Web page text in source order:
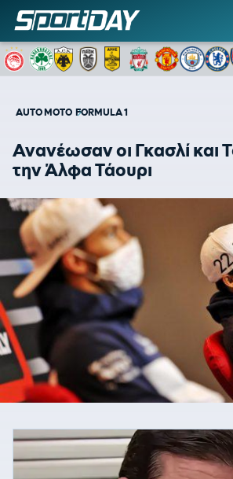
AUTO MOTO FORMULA 1
Ανανέωσαν οι Γκασλί και
την Άλφα Τάουρι